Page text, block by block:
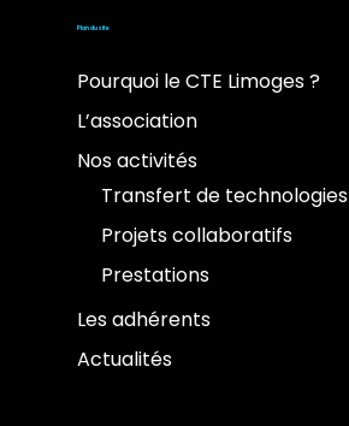
Plan du site
Pourquoi le CTE Limoges ?
L’association
Nos activités
Transfert de technologies
Projets collaboratifs
Prestations
Les adhérents
Actualités